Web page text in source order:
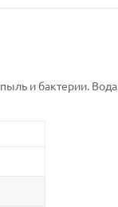
и бактерии.